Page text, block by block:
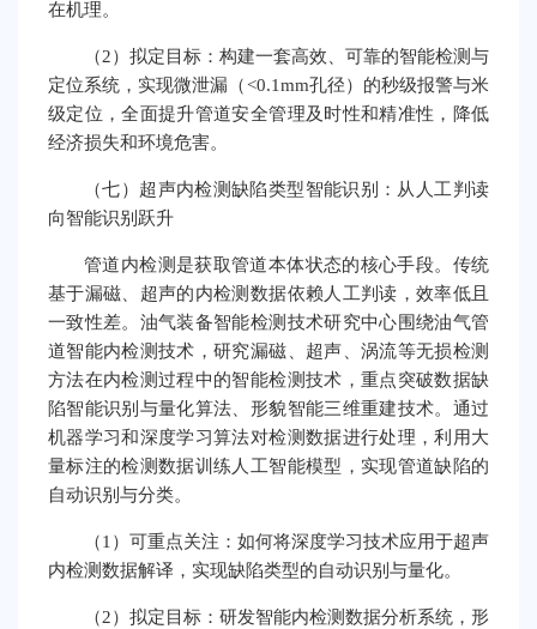
在机理。
（2）拟定目标：构建一套高效、可靠的智能检测与
定位系统，实现微泄漏（<0.1mm孔径）的秒级报警与米
级定位，全面提升管道安全管理及时性和精准性，降低
经济损失和环境危害。
（七）超声内检测缺陷类型智能识别：从人工判读
向智能识别跃升
管道内检测是获取管道本体状态的核心手段。传统
基于漏磁、超声的内检测数据依赖人工判读，效率低且
一致性差。油气装备智能检测技术研究中心围绕油气管
道智能内检测技术，研究漏磁、超声、涡流等无损检测
方法在内检测过程中的智能检测技术，重点突破数据缺
陷智能识别与量化算法、形貌智能三维重建技术。通过
机器学习和深度学习算法对检测数据进行处理，利用大
量标注的检测数据训练人工智能模型，实现管道缺陷的
自动识别与分类。
（1）可重点关注：如何将深度学习技术应用于超声
内检测数据解译，实现缺陷类型的自动识别与量化。
（2）拟定目标：研发智能内检测数据分析系统，形